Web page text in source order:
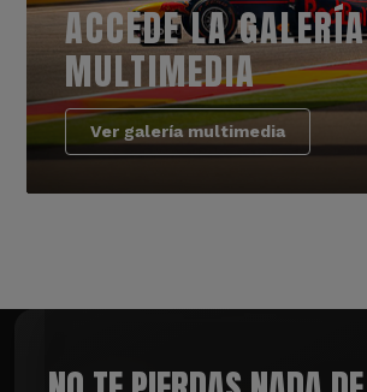
ACCEDE LA GALERÍA
MULTIMEDIA
Ver galería multimedia